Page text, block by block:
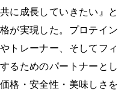
に成長していきたい』と
が実現した。プロテイン
トレーナー、そしてフィ
るためのパートナーとし
格・安全性・美味しさを